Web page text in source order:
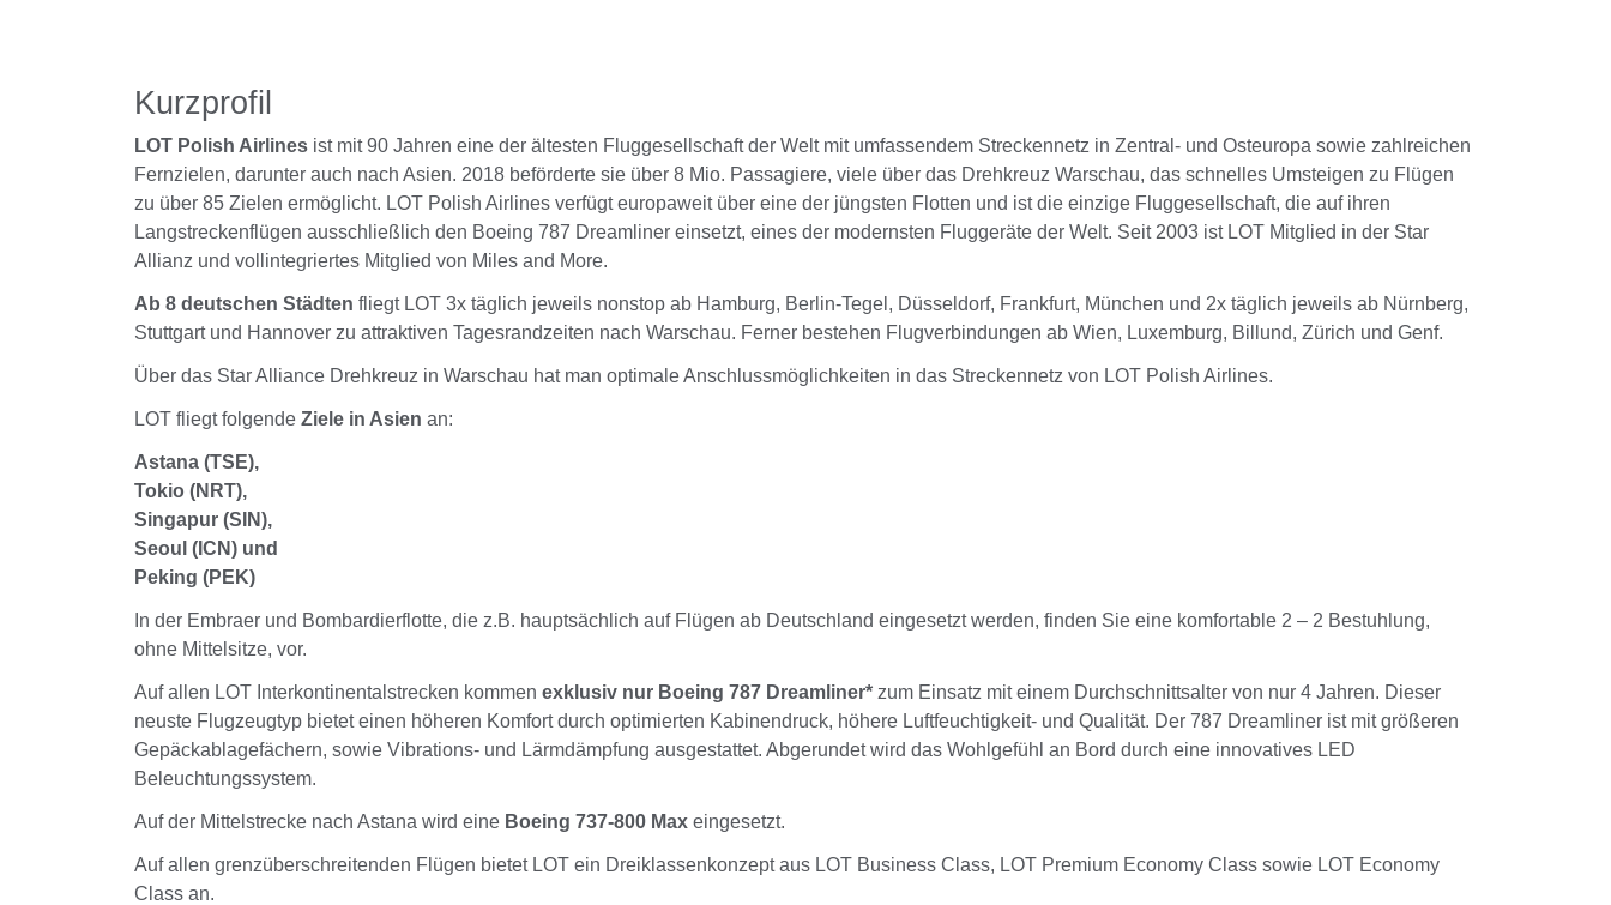
Kurzprofil
LOT Polish Airlines ist mit 90 Jahren eine der ältesten Fluggesellschaft der Welt mit umfassendem Streckennetz in Zentral- und Osteuropa sowie zahlreichen
Fernzielen, darunter auch nach Asien. 2018 beförderte sie über 8 Mio. Passagiere, viele über das Drehkreuz Warschau, das schnelles Umsteigen zu Flügen
zu über 85 Zielen ermöglicht. LOT Polish Airlines verfügt europaweit über eine der jüngsten Flotten und ist die einzige Fluggesellschaft, die auf ihren
Langstreckenflügen ausschließlich den Boeing 787 Dreamliner einsetzt, eines der modernsten Fluggeräte der Welt. Seit 2003 ist LOT Mitglied in der Star
Allianz und vollintegriertes Mitglied von Miles and More.
Ab 8 deutschen Städten fliegt LOT 3x täglich jeweils nonstop ab Hamburg, Berlin-Tegel, Düsseldorf, Frankfurt, München und 2x täglich jeweils ab Nürnberg,
Stuttgart und Hannover zu attraktiven Tagesrandzeiten nach Warschau. Ferner bestehen Flugverbindungen ab Wien, Luxemburg, Billund, Zürich und Genf.
Über das Star Alliance Drehkreuz in Warschau hat man optimale Anschlussmöglichkeiten in das Streckennetz von LOT Polish Airlines.
LOT fliegt folgende Ziele in Asien an:
Astana (TSE),
Tokio (NRT),
Singapur (SIN),
Seoul (ICN) und
Peking (PEK)
In der Embraer und Bombardierflotte, die z.B. hauptsächlich auf Flügen ab Deutschland eingesetzt werden, finden Sie eine komfortable 2 – 2 Bestuhlung,
ohne Mittelsitze, vor.
Auf allen LOT Interkontinentalstrecken kommen exklusiv nur Boeing 787 Dreamliner* zum Einsatz mit einem Durchschnittsalter von nur 4 Jahren. Dieser
neuste Flugzeugtyp bietet einen höheren Komfort durch optimierten Kabinendruck, höhere Luftfeuchtigkeit- und Qualität. Der 787 Dreamliner ist mit größeren
Gepäckablagefächern, sowie Vibrations- und Lärmdämpfung ausgestattet. Abgerundet wird das Wohlgefühl an Bord durch eine innovatives LED
Beleuchtungssystem.
Auf der Mittelstrecke nach Astana wird eine Boeing 737-800 Max eingesetzt.
Auf allen grenzüberschreitenden Flügen bietet LOT ein Dreiklassenkonzept aus LOT Business Class, LOT Premium Economy Class sowie LOT Economy
Class an.